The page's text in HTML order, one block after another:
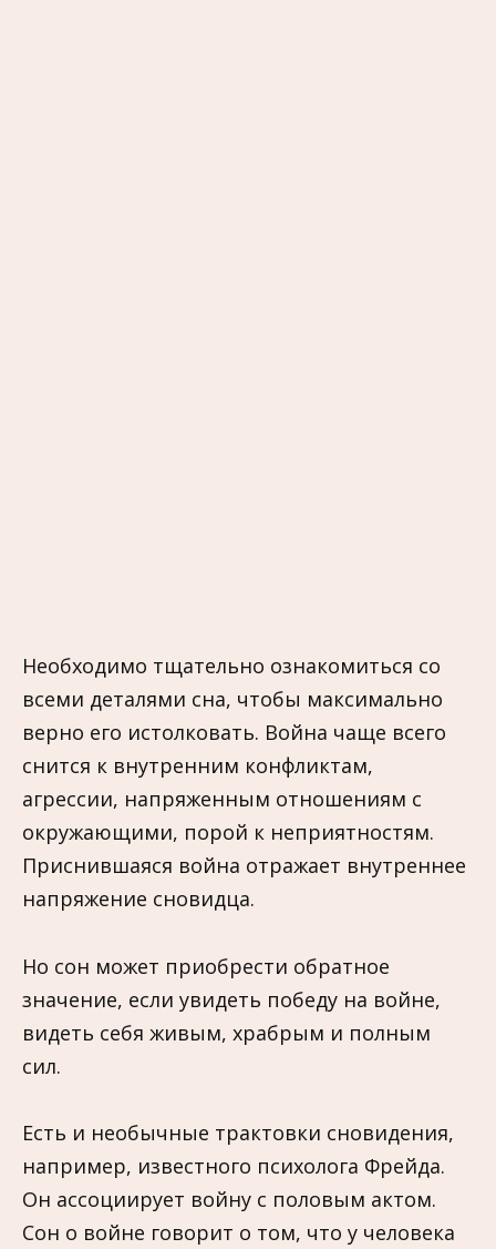
Необходимо тщательно ознакомиться со
всеми деталями сна, чтобы максимально
верно его истолковать. Война чаще всего
снится к внутренним конфликтам,
агрессии, напряженным отношениям с
окружающими, порой к неприятностям.
Приснившаяся война отражает внутреннее
напряжение сновидца.
Но сон может приобрести обратное
значение, если увидеть победу на войне,
видеть себя живым, храбрым и полным
сил.
Есть и необычные трактовки сновидения,
например, известного психолога Фрейда.
Он ассоциирует войну с половым актом.
Сон о войне говорит о том, что у человека